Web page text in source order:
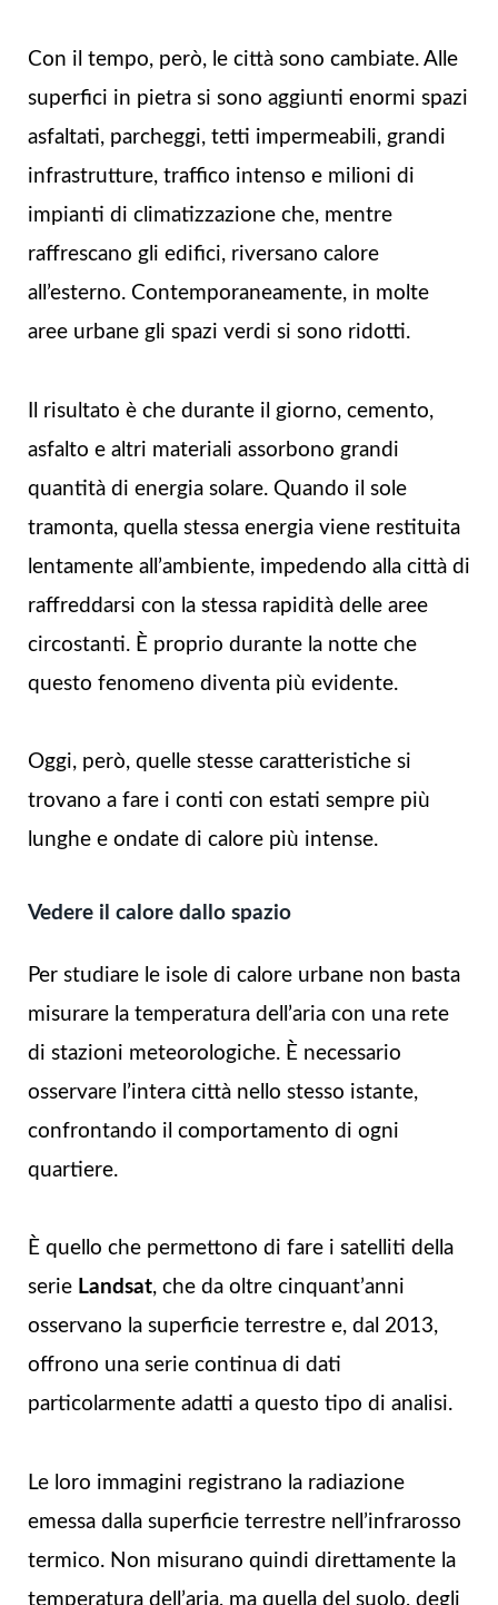
Con il tempo, però, le città sono cambiate. Alle
superfici in pietra si sono aggiunti enormi spazi
asfaltati, parcheggi, tetti impermeabili, grandi
infrastrutture, traffico intenso e milioni di
impianti di climatizzazione che, mentre
raffrescano gli edifici, riversano calore
all’esterno. Contemporaneamente, in molte
aree urbane gli spazi verdi si sono ridotti.
Il risultato è che durante il giorno, cemento,
asfalto e altri materiali assorbono grandi
quantità di energia solare. Quando il sole
tramonta, quella stessa energia viene restituita
lentamente all’ambiente, impedendo alla città di
raffreddarsi con la stessa rapidità delle aree
circostanti. È proprio durante la notte che
questo fenomeno diventa più evidente.
Oggi, però, quelle stesse caratteristiche si
trovano a fare i conti con estati sempre più
lunghe e ondate di calore più intense.
Vedere il calore dallo spazio
Per studiare le isole di calore urbane non basta
misurare la temperatura dell’aria con una rete
di stazioni meteorologiche. È necessario
osservare l’intera città nello stesso istante,
confrontando il comportamento di ogni
quartiere.
È quello che permettono di fare i satelliti della
serie Landsat, che da oltre cinquant’anni
osservano la superficie terrestre e, dal 2013,
offrono una serie continua di dati
particolarmente adatti a questo tipo di analisi.
Le loro immagini registrano la radiazione
emessa dalla superficie terrestre nell’infrarosso
termico. Non misurano quindi direttamente la
temperatura dell’aria, ma quella del suolo, degli